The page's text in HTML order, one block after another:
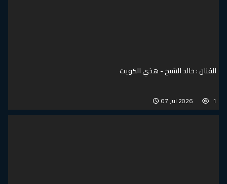
الفنان : خالد الشيخ - هذي الكويت
07 Jul 2026